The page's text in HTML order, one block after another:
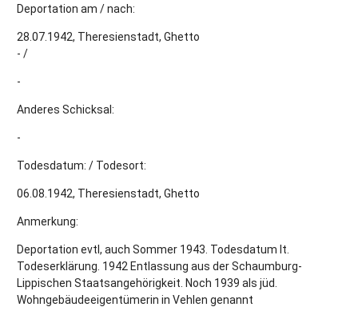
Deportation am / nach:
28.07.1942, Theresienstadt, Ghetto
- /
-
Anderes Schicksal:
-
Todesdatum: / Todesort:
06.08.1942, Theresienstadt, Ghetto
Anmerkung:
Deportation evtl, auch Sommer 1943. Todesdatum lt.
Todeserklärung. 1942 Entlassung aus der Schaumburg-
Lippischen Staatsangehörigkeit. Noch 1939 als jüd.
Wohngebäudeeigentümerin in Vehlen genannt